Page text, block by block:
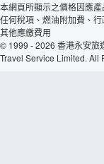
本網頁所顯示之價格因應
任何稅項、燃油附加費、
其他應繳費用
© 1999 - 2026 香港永安旅
Travel Service Limited. All